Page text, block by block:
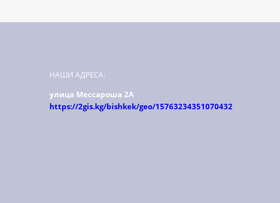
НАШИ АДРЕСА:
улица Мессароша 2А
https://2gis.kg/bishkek/geo/15763234351070432